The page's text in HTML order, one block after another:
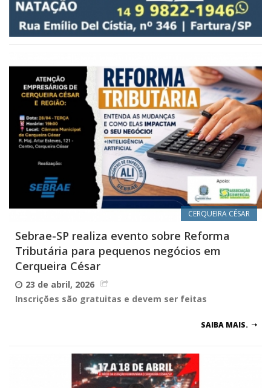
CERQUEIRA CÉSAR
Sebrae-SP realiza evento sobre Reforma
Tributária para pequenos negócios em
Cerqueira César
23 de abril, 2026
Inscrições são gratuitas e devem ser feitas
SAIBA MAIS.